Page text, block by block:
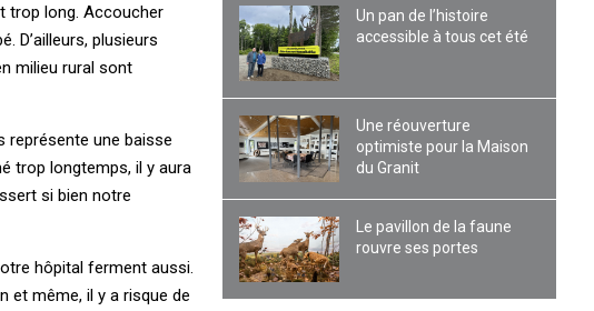
trop long. Accoucher
D’ailleurs, plusieurs
milieu rural sont
représente une baisse
trop longtemps, il y aura
si bien notre
hôpital ferment aussi.
et même, il y a risque de
Un pan de l’histoire
accessible à tous cet été
Une réouverture
optimiste pour la Maison
du Granit
Le pavillon de la faune
rouvre ses portes